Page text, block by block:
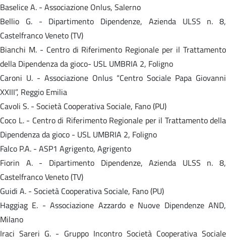
Baselice A. - Associazione Onlus, Salerno
Bellio G. - Dipartimento Dipendenze, Azienda ULSS n. 8,
Castelfranco Veneto (TV)
Bianchi M. - Centro di Riferimento Regionale per il Trattamento
della Dipendenza da gioco- USL UMBRIA 2, Foligno
Caroni U. - Associazione Onlus “Centro Sociale Papa Giovanni
XXIII”, Reggio Emilia
Cavoli S. - Società Cooperativa Sociale, Fano (PU)
Coco L. - Centro di Riferimento Regionale per il Trattamento della
Dipendenza da gioco - USL UMBRIA 2, Foligno
Falco P.A. - ASP1 Agrigento, Agrigento
Fiorin A. - Dipartimento Dipendenze, Azienda ULSS n. 8,
Castelfranco Veneto (TV)
Guidi A. - Società Cooperativa Sociale, Fano (PU)
Haggiag E. - Associazione Azzardo e Nuove Dipendenze AND,
Milano
Iraci Sareri G. - Gruppo Incontro Società Cooperativa Sociale